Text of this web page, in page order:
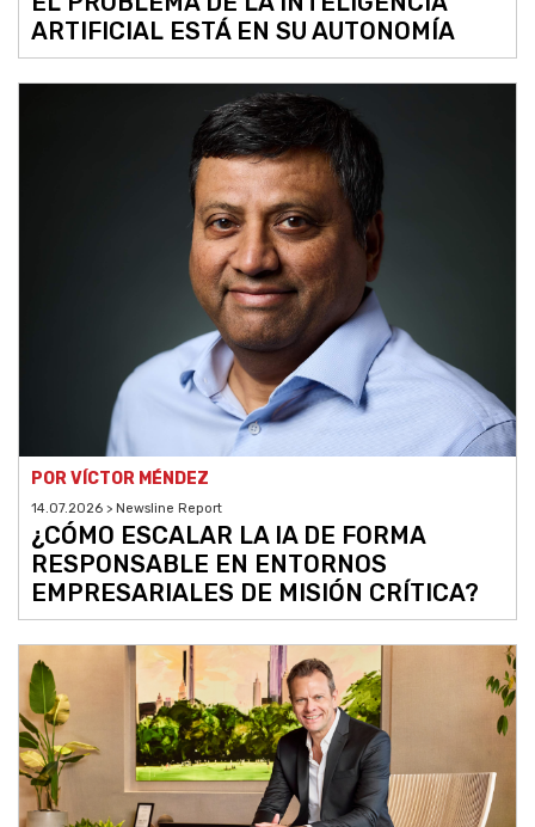
ARTIFICIAL ESTÁ EN SU AUTONOMÍA
POR VÍCTOR MÉNDEZ
14.07.2026 > Newsline Report
¿CÓMO ESCALAR LA IA DE FORMA
RESPONSABLE EN ENTORNOS
EMPRESARIALES DE MISIÓN CRÍTICA?